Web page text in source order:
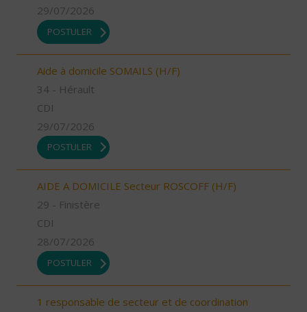
29/07/2026
POSTULER
Aide à domicile SOMAILS (H/F)
34 - Hérault
CDI
29/07/2026
POSTULER
AIDE A DOMICILE Secteur ROSCOFF (H/F)
29 - Finistère
CDI
28/07/2026
POSTULER
1 responsable de secteur et de coordination